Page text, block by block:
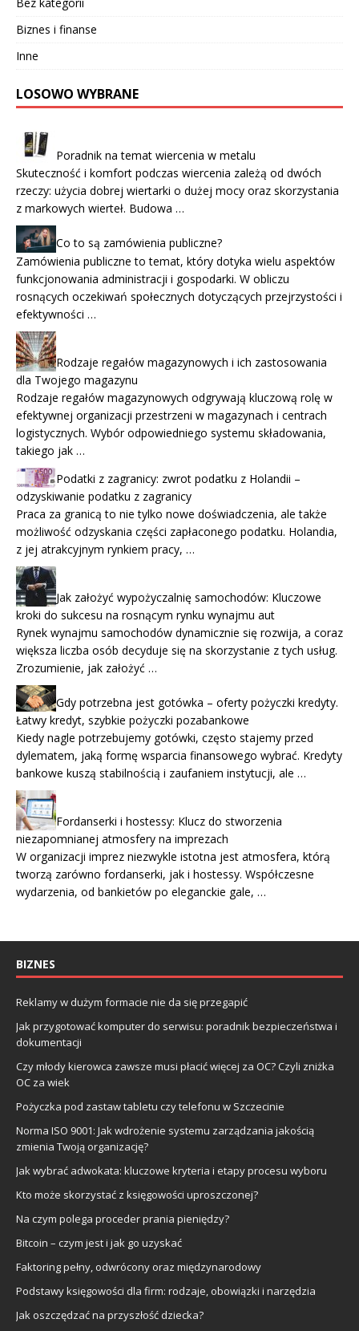
Bez kategorii
Biznes i finanse
Inne
LOSOWO WYBRANE
Poradnik na temat wiercenia w metalu
Skuteczność i komfort podczas wiercenia zależą od dwóch
rzeczy: użycia dobrej wiertarki o dużej mocy oraz skorzystania
z markowych wierteł. Budowa …
Co to są zamówienia publiczne?
Zamówienia publiczne to temat, który dotyka wielu aspektów
funkcjonowania administracji i gospodarki. W obliczu
rosnących oczekiwań społecznych dotyczących przejrzystości i
efektywności …
Rodzaje regałów magazynowych i ich zastosowania
dla Twojego magazynu
Rodzaje regałów magazynowych odgrywają kluczową rolę w
efektywnej organizacji przestrzeni w magazynach i centrach
logistycznych. Wybór odpowiedniego systemu składowania,
takiego jak …
Podatki z zagranicy: zwrot podatku z Holandii –
odzyskiwanie podatku z zagranicy
Praca za granicą to nie tylko nowe doświadczenia, ale także
możliwość odzyskania części zapłaconego podatku. Holandia,
z jej atrakcyjnym rynkiem pracy, …
Jak założyć wypożyczalnię samochodów: Kluczowe
kroki do sukcesu na rosnącym rynku wynajmu aut
Rynek wynajmu samochodów dynamicznie się rozwija, a coraz
większa liczba osób decyduje się na skorzystanie z tych usług.
Zrozumienie, jak założyć …
Gdy potrzebna jest gotówka – oferty pożyczki kredyty.
Łatwy kredyt, szybkie pożyczki pozabankowe
Kiedy nagle potrzebujemy gotówki, często stajemy przed
dylematem, jaką formę wsparcia finansowego wybrać. Kredyty
bankowe kuszą stabilnością i zaufaniem instytucji, ale …
Fordanserki i hostessy: Klucz do stworzenia
niezapomnianej atmosfery na imprezach
W organizacji imprez niezwykle istotna jest atmosfera, którą
tworzą zarówno fordanserki, jak i hostessy. Współczesne
wydarzenia, od bankietów po eleganckie gale, …
BIZNES
Reklamy w dużym formacie nie da się przegapić
Jak przygotować komputer do serwisu: poradnik bezpieczeństwa i
dokumentacji
Czy młody kierowca zawsze musi płacić więcej za OC? Czyli zniżka
OC za wiek
Pożyczka pod zastaw tabletu czy telefonu w Szczecinie
Norma ISO 9001: Jak wdrożenie systemu zarządzania jakością
zmienia Twoją organizację?
Jak wybrać adwokata: kluczowe kryteria i etapy procesu wyboru
Kto może skorzystać z księgowości uproszczonej?
Na czym polega proceder prania pieniędzy?
Bitcoin – czym jest i jak go uzyskać
Faktoring pełny, odwrócony oraz międzynarodowy
Podstawy księgowości dla firm: rodzaje, obowiązki i narzędzia
Jak oszczędzać na przyszłość dziecka?